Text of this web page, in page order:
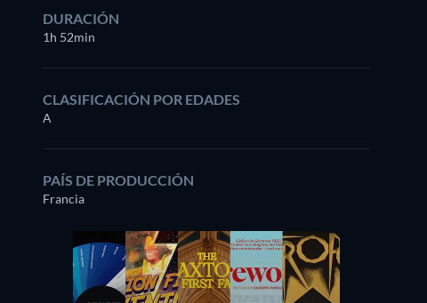
DURACIÓN
1h 52min
CLASIFICACIÓN POR EDADES
A
PAÍS DE PRODUCCIÓN
Francia